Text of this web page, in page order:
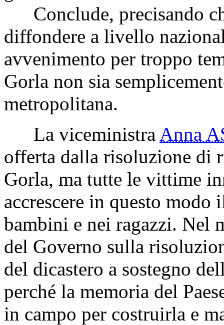
Conclude, precisando
diffondere a livello
avvenimento per troppo
Gorla non sia
metropolitana.
La viceministra Anna
offerta dalla risoluzione di
Gorla, ma tutte le vittime
accrescere in questo modo
bambini e nei ragazzi. Nel
del Governo sulla
del dicastero a sostegno
perché la memoria del
in campo per costruirla e